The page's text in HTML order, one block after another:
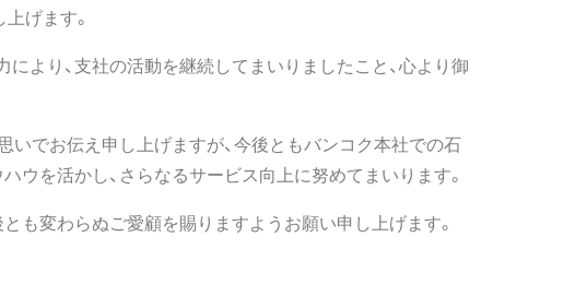
げます。
より、支社の活動を継続してまいりましたこと、心より御
いでお伝え申し上げますが、今後ともバンコク本社での石
ウを活かし、さらなるサービス向上に努めてまいります。
も変わらぬご愛顧を賜りますようお願い申し上げます。